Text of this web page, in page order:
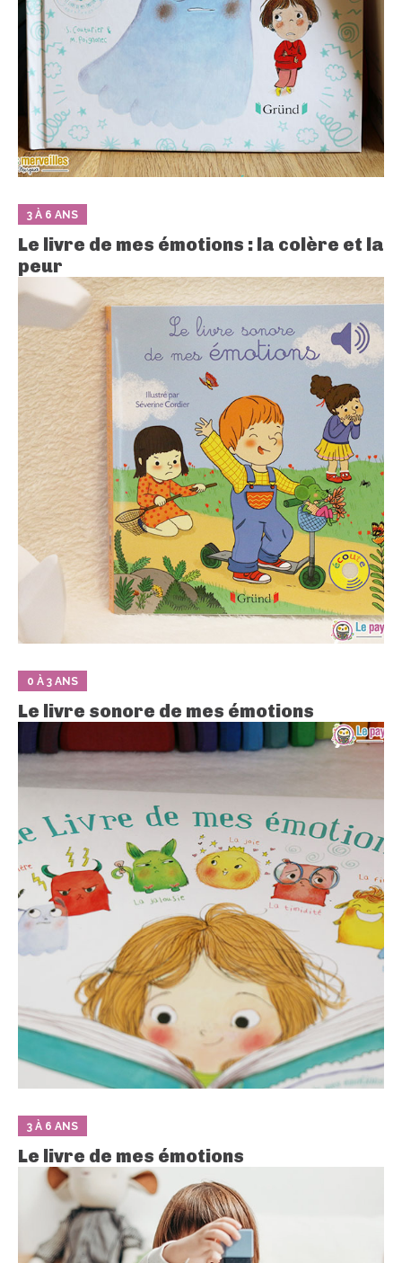
3 À 6 ANS
Le livre de mes émotions : la colère et la
peur
0 À 3 ANS
Le livre sonore de mes émotions
3 À 6 ANS
Le livre de mes émotions